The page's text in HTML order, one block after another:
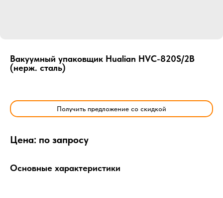
Вакуумный упаковщик Hualian HVC-820S/2B
(нерж. сталь)
Получить предложение со скидкой
Цена: по запросу
Основные характеристики